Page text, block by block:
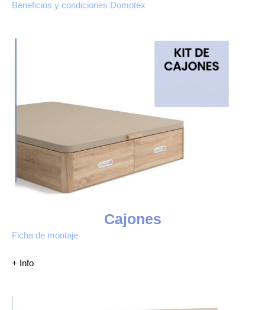
Beneficios y condiciones Domotex
Cajones
Ficha de montaje
+ Info